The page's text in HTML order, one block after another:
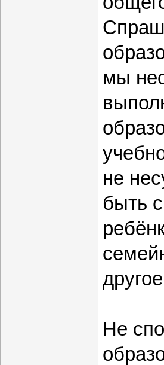
мы
не
быть
Не